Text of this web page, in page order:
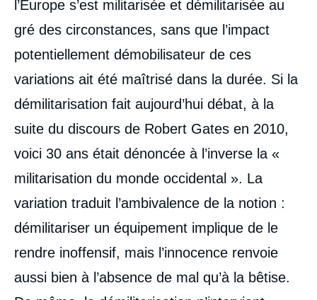
l’Europe s’est militarisée et démilitarisée au
gré des circonstances, sans que l’impact
potentiellement démobilisateur de ces
variations ait été maîtrisé dans la durée. Si la
démilitarisation fait aujourd’hui débat, à la
suite du discours de Robert Gates en 2010,
voici 30 ans était dénoncée à l’inverse la «
militarisation du monde occidental ». La
variation traduit l’ambivalence de la notion :
démilitariser un équipement implique de le
rendre inoffensif, mais l’innocence renvoie
aussi bien à l’absence de mal qu’à la bêtise.